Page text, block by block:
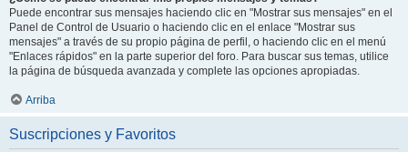
Puede encontrar sus mensajes haciendo clic en "Mostrar sus mensajes" en el
Panel de Control de Usuario o haciendo clic en el enlace "Mostrar sus
mensajes" a través de su propio página de perfil, o haciendo clic en el menú
"Enlaces rápidos" en la parte superior del foro. Para buscar sus temas, utilice
la página de búsqueda avanzada y complete las opciones apropiadas.
Arriba
Suscripciones y Favoritos